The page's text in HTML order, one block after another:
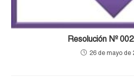
Resolución Nº
26 de mayo de